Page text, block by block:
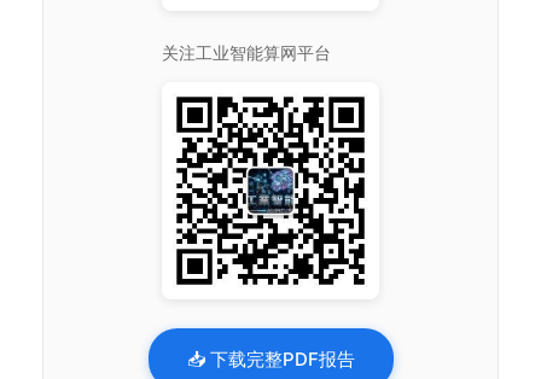
关注工业智能算网平台
📥 下载完整PDF报告